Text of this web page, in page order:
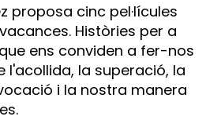
proposa cinc pel·lícules
Històries per a
ens conviden a fer-nos
l'acollida, la superació, la
i la nostra manera